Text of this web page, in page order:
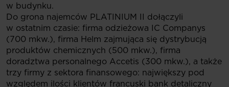
w budynku.
Do grona najemców PLATINIUM II dołączyli
w ostatnim czasie: firma odzieżowa IC Companys
(700 mkw.), firma Helm zajmująca się dystrybucją
produktów chemicznych (500 mkw.), firma
doradztwa personalnego Accetis (300 mkw.), a także
trzy firmy z sektora finansowego: największy pod
względem ilości klientów francuski bank detaliczny